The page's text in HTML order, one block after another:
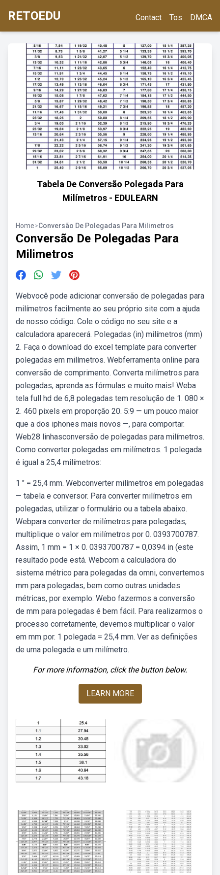
RETOEDU Contact Tos DMCA
Tabela De Conversão Polegada Para
Milímetros - EDULEARN
Home>Conversão De Polegadas Para Milimetros
Conversão De Polegadas Para
Milimetros
Webvocê pode adicionar conversão de polegadas para
milímetros facilmente ao seu próprio site com a ajuda
de nosso código. Cole o código no seu site e a
calculadora aparecerá. Polegadas (in) milímetros (mm)
2. Faça o download do excel template para converter
polegadas em milímetros. Webferramenta online para
conversão de comprimento. Converta milímetros para
polegadas, aprenda as fórmulas e muito mais! Weba
tela full hd de 6,8 polegadas tem resolução de 1. 080 ×
2. 460 pixels em proporção 20. 5:9 — um pouco maior
que a dos iphones mais novos —, para comportar.
Web28 linhasconversão de polegadas para milímetros.
Como converter polegadas em milímetros. 1 polegada
é igual a 25,4 milímetros:
1 ″ = 25,4 mm. Webconverter milímetros em polegadas
— tabela e conversor. Para converter milímetros em
polegadas, utilizar o formulário ou a tabela abaixo.
Webpara converter de milímetros para polegadas,
multiplique o valor em milímetros por 0. 0393700787.
Assim, 1 mm = 1 × 0. 0393700787 = 0,0394 in (este
resultado pode está. Webcom a calculadora do
sistema métrico para polegadas da omni, convertemos
mm para polegadas, bem como outras unidades
métricas, por exemplo: Webo fazermos a conversão
de mm para polegadas é bem fácil. Para realizarmos o
processo corretamente, devemos multiplicar o valor
em mm por. 1 polegada = 25,4 mm. Ver as definições
de uma polegada e um milímetro.
For more information, click the button below.
LEARN MORE